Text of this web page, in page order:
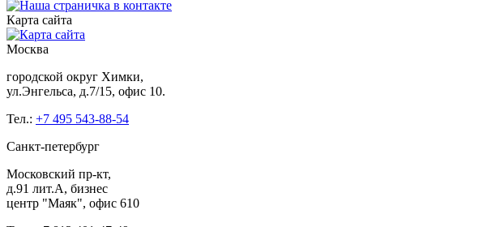
Карта сайта
Москва
городской округ Химки,
ул.Энгельса, д.7/15, офис 10.
Тел.: +7 495 543-88-54
Санкт-петербург
Московский пр-кт,
д.91 лит.А, бизнес
центр "Маяк", офис 610